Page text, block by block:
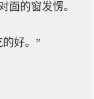
面的窗发愣。
好。”